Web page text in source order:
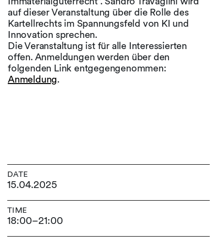
auf dieser Veranstaltung über die Rolle des
Kartellrechts im Spannungsfeld von KI und
Innovation sprechen.
Die Veranstaltung ist für alle Interessierten
offen. Anmeldungen werden über den
folgenden Link entgegengenommen:
Anmeldung.
DATE
15.04.2025
TIME
18:00–21:00